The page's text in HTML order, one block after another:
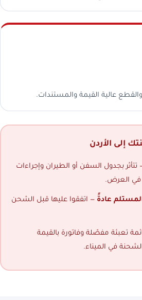
عالية القيمة والمستندات.
إلى الأردن
تتأثر بجدول السفن أو الطيران وإجراءات
في العرض.
عادةً — اتفقوا عليها قبل الشحن
تعبئة مفصّلة وفاتورة بالقيمة
في الميناء.